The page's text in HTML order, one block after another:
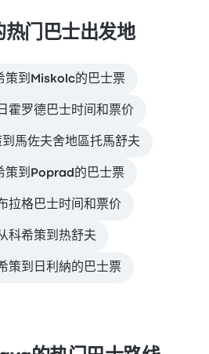
热门巴士出发地
策到Miskolc的巴士票
霍罗德巴士时间和票价
馬佐夫舍地區托馬舒夫
策到Poprad的巴士票
拉格巴士时间和票价
科希策到热舒夫
策到日利納的巴士票